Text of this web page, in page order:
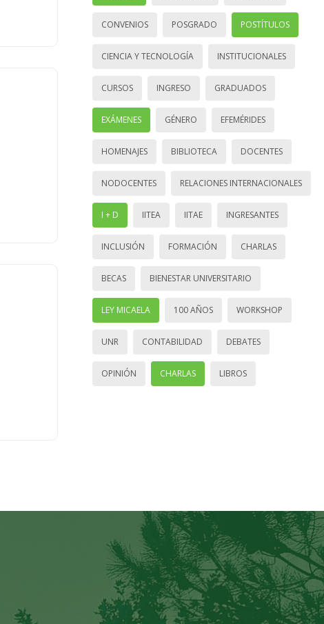
CONVENIOS POSGRADO POSTÍTULOS
CIENCIA Y TECNOLOGÍA INSTITUCIONALES
CURSOS INGRESO GRADUADOS
EXÁMENES GÉNERO EFEMÉRIDES
HOMENAJES BIBLIOTECA DOCENTES
NODOCENTES RELACIONES INTERNACIONALES
I + D IITEA IITAE INGRESANTES
INCLUSIÓN FORMACIÓN CHARLAS
BECAS BIENESTAR UNIVERSITARIO
LEY MICAELA 100 AÑOS WORKSHOP
UNR CONTABILIDAD DEBATES
OPINIÓN CHARLAS LIBROS